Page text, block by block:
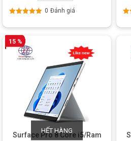
0 Đánh giá
15 %
HẾT HÀNG
Surface Pro 8 Core i5/Ram